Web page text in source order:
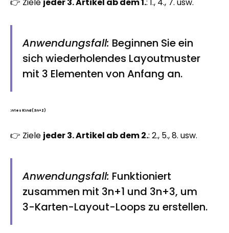
👉 Ziele jeder 3. Artikel ab dem 1.: 1., 4., 7. usw.
Anwendungsfall: Beginnen Sie ein
sich wiederholendes Layoutmuster
mit 3 Elementen von Anfang an.
:ntes Kind (3n+2)
👉 Ziele jeder 3. Artikel ab dem 2.: 2., 5., 8. usw.
Anwendungsfall: Funktioniert
zusammen mit 3n+1 und 3n+3, um
3-Karten-Layout-Loops zu erstellen.